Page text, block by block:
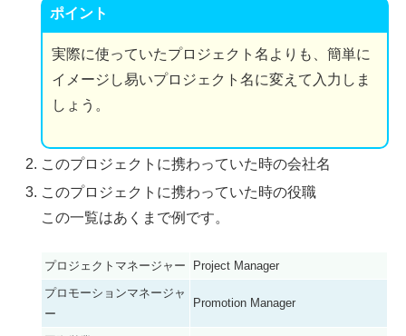
ポイント
実際に使っていたプロジェクト名よりも、簡単に
イメージし易いプロジェクト名に変えて入力しま
しょう。
このプロジェクトに携わっていた時の会社名
このプロジェクトに携わっていた時の役職
この一覧はあくまで例です。
プロジェクトマネージャー
Project Manager
プロモーションマネージャ
ー
Promotion Manager